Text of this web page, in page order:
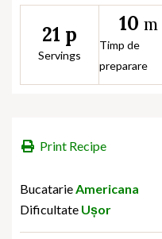
21 p
Servings
10 m
Timp de
preparare
Print Recipe
BucatarieAmericana
Dificultate Ușor